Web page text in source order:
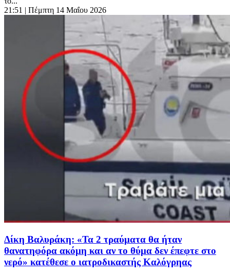
21:51 | Πέμπτη 14 Μαΐου 2026
Δίκη Βαλυράκη: «Τα 2 τραύματα θα ήταν
θανατηφόρα ακόμη και αν το θύμα δεν έπεφτε στο
νερό» κατέθεσε ο ιατροδικαστής Καλόγρηας